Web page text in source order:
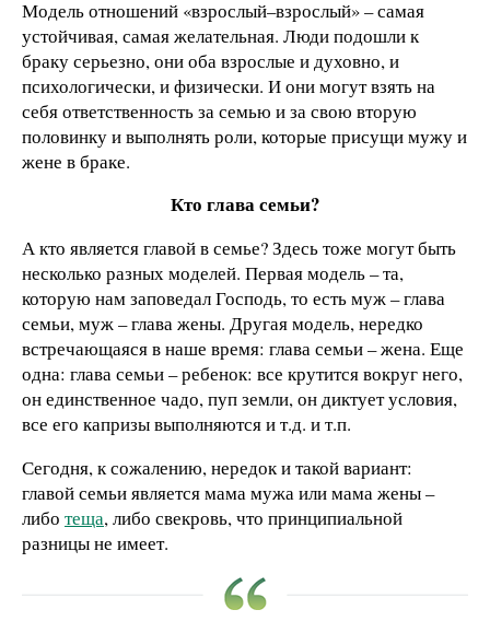
Модель отношений «взрослый–взрослый» – самая
устойчивая, самая желательная. Люди подошли к
браку серьезно, они оба взрослые и духовно, и
психологически, и физически. И они могут взять на
себя ответственность за семью и за свою вторую
половинку и выполнять роли, которые присущи мужу и
жене в браке.
Кто глава семьи?
А кто является главой в семье? Здесь тоже могут быть
несколько разных моделей. Первая модель – та,
которую нам заповедал Господь, то есть муж – глава
семьи, муж – глава жены. Другая модель, нередко
встречающаяся в наше время: глава семьи – жена. Еще
одна: глава семьи – ребенок: все крутится вокруг него,
он единственное чадо, пуп земли, он диктует условия,
все его капризы выполняются и т.д. и т.п.
Сегодня, к сожалению, нередок и такой вариант:
главой семьи является мама мужа или мама жены –
либо теща, либо свекровь, что принципиальной
разницы не имеет.